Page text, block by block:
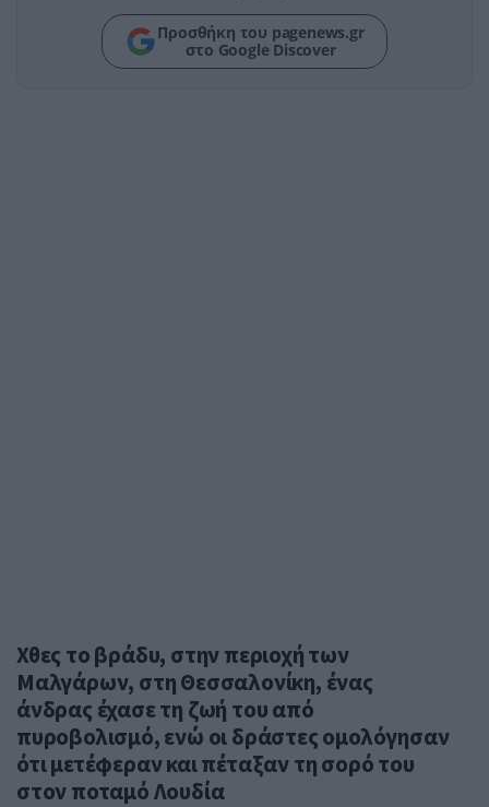
Προσθήκη του pagenews.gr
στο Google Discover
Χθες το βράδυ, στην περιοχή των
Μαλγάρων, στη Θεσσαλονίκη, ένας
άνδρας έχασε τη ζωή του από
πυροβολισμό, ενώ οι δράστες ομολόγησαν
ότι μετέφεραν και πέταξαν τη σορό του
στον ποταμό Λουδία